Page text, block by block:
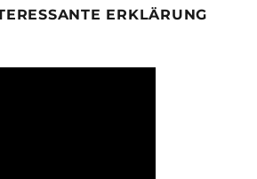
ERKLÄRUNG